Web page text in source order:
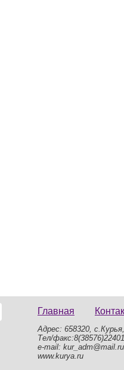
Главная
Адрес: 658320,
Тел/факс:8(38576)22401
e-mail: kur_adm@mail.ru
www.kurya.ru